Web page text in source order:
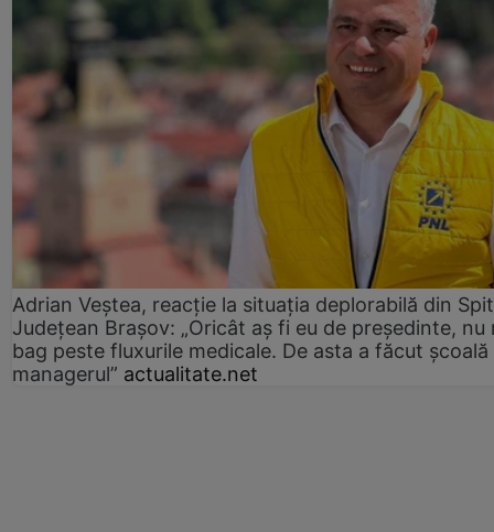
Adrian Veștea, reacție la situația deplorabilă din
Județean Brașov: „Oricât aș fi eu de președinte, nu
bag peste fluxurile medicale. De asta a făcut școală
managerul” actualitate.net